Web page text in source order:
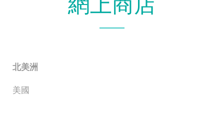
北美洲
美國